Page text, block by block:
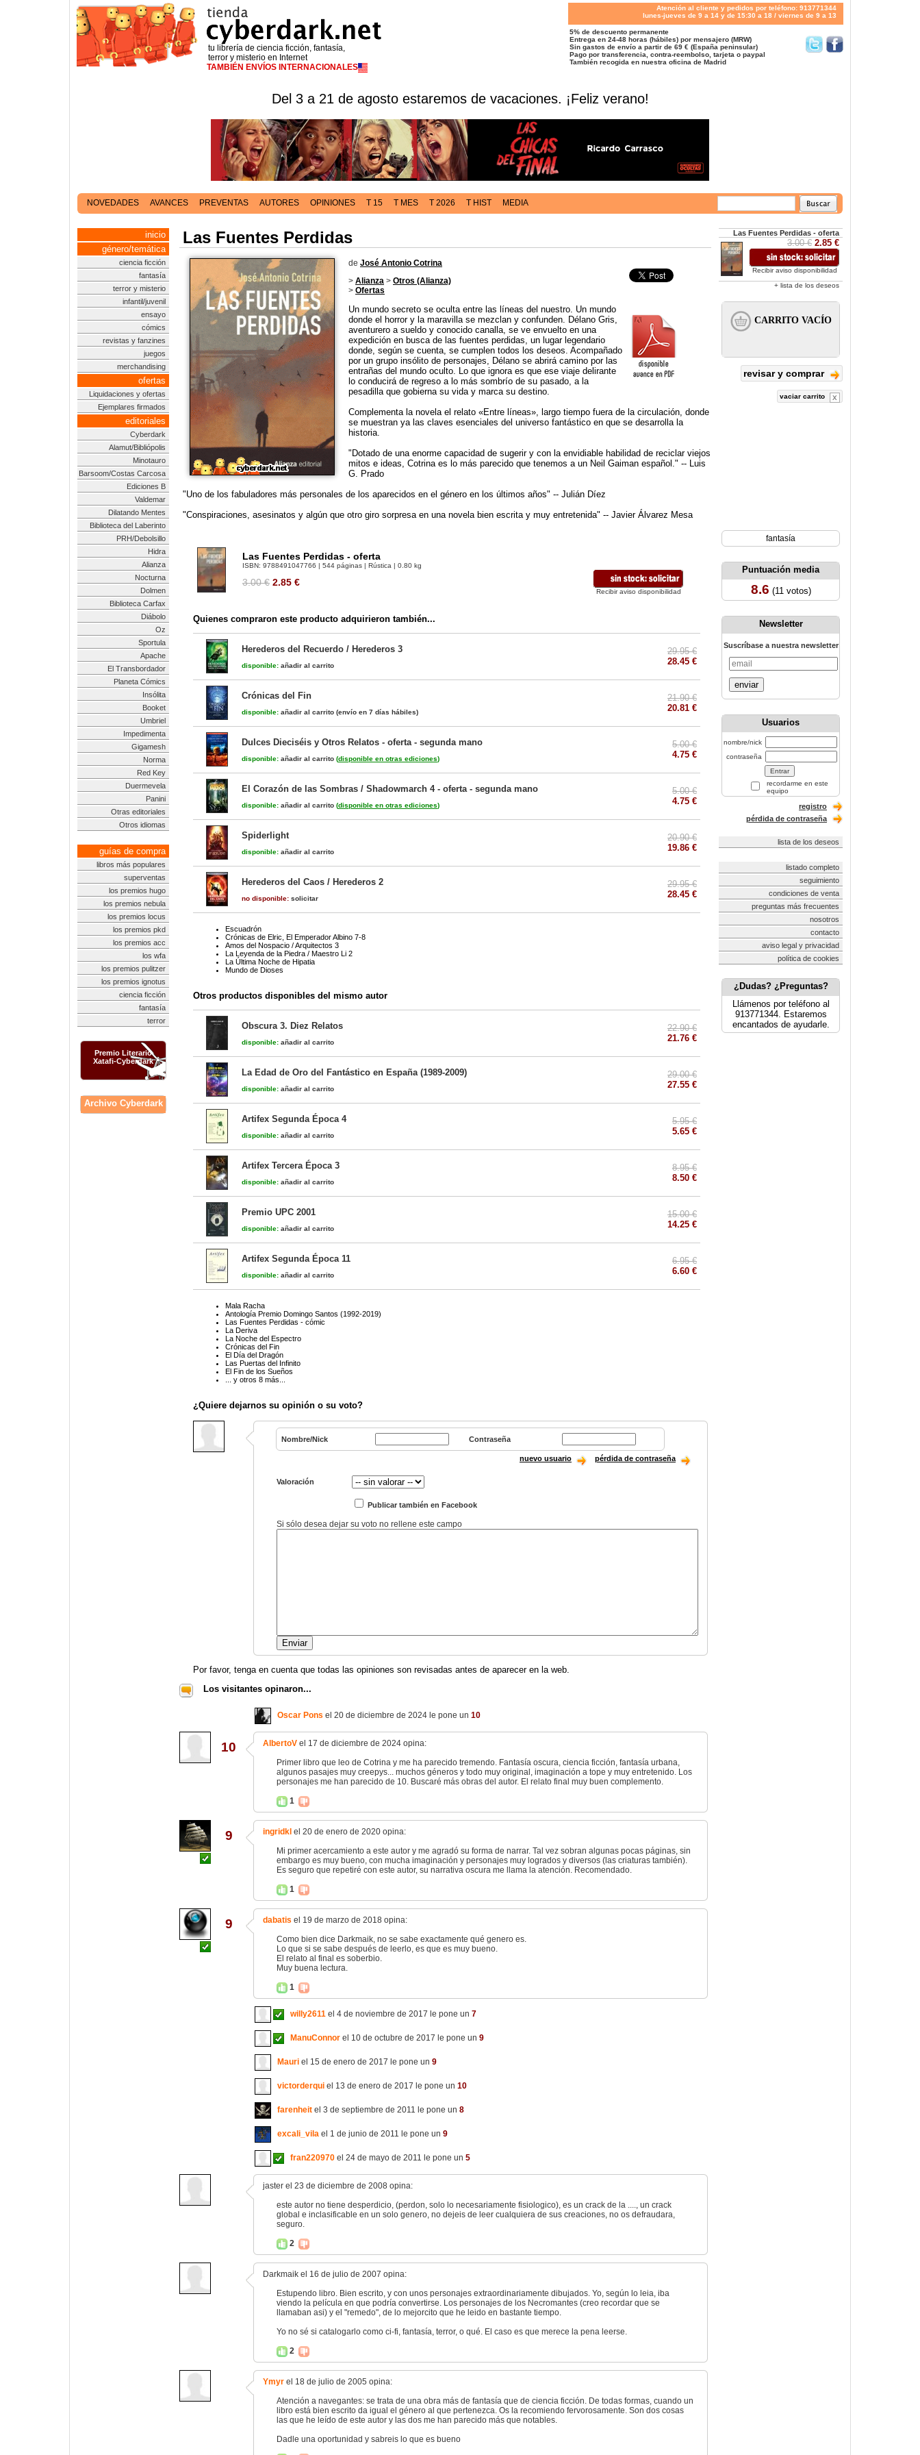
tu librería de ciencia ficción, fantasía,
terror y misterio en Internet
TAMBIÉN ENVÍOS INTERNACIONALES
Atención al cliente y pedidos por teléfono: 913771344
lunes-jueves de 9 a 14 y de 15:30 a 18 / viernes de 9 a 13
5% de descuento permanente
Entrega en 24-48 horas (hábiles) por mensajero (MRW)
Sin gastos de envío a partir de 69 € (España peninsular)
Pago por transferencia, contra-reembolso, tarjeta o paypal
También recogida en nuestra oficina de Madrid
Del 3 a 21 de agosto estaremos de vacaciones. ¡Feliz verano!
NOVEDADES AVANCES PREVENTAS AUTORES OPINIONES T 15 T MES T 2026 T HIST MEDIA
inicio
género/temática
ciencia ficción
fantasía
terror y misterio
infantil/juvenil
ensayo
cómics
revistas y fanzines
juegos
merchandising
ofertas
Liquidaciones y ofertas
Ejemplares firmados
editoriales
Cyberdark
Alamut/Bibliópolis
Minotauro
Barsoom/Costas Carcosa
Ediciones B
Valdemar
Dilatando Mentes
Biblioteca del Laberinto
PRH/Debolsillo
Hidra
Alianza
Nocturna
Dolmen
Biblioteca Carfax
Diábolo
Oz
Sportula
Apache
El Transbordador
Planeta Cómics
Insólita
Booket
Umbriel
Impedimenta
Gigamesh
Norma
Red Key
Duermevela
Panini
Otras editoriales
Otros idiomas
guías de compra
libros más populares
superventas
los premios hugo
los premios nebula
los premios locus
los premios pkd
los premios acc
los wfa
los premios pulitzer
los premios ignotus
ciencia ficción
fantasía
terror
Premio Literario
Xatafi-Cyberdark
Archivo Cyberdark
Las Fuentes Perdidas
de José Antonio Cotrina
> Alianza > Otros (Alianza)
> Ofertas
Un mundo secreto se oculta entre las líneas del nuestro. Un mundo
donde el horror y la maravilla se mezclan y confunden. Délano Gris,
aventurero a sueldo y conocido canalla, se ve envuelto en una
expedición en busca de las fuentes perdidas, un lugar legendario
donde, según se cuenta, se cumplen todos los deseos. Acompañado
por un grupo insólito de personajes, Délano se abrirá camino por las
entrañas del mundo oculto. Lo que ignora es que ese viaje delirante
lo conducirá de regreso a lo más sombrío de su pasado, a la
pesadilla que gobierna su vida y marca su destino.
Complementa la novela el relato «Entre líneas», largo tiempo fuera de la circulación, donde
se muestran ya las claves esenciales del universo fantástico en que se desarrolla la
historia.
"Dotado de una enorme capacidad de sugerir y con la envidiable habilidad de reciclar viejos
mitos e ideas, Cotrina es lo más parecido que tenemos a un Neil Gaiman español." -- Luis
G. Prado
"Uno de los fabuladores más personales de los aparecidos en el género en los últimos años" -- Julián Dí­ez
"Conspiraciones, asesinatos y algún que otro giro sorpresa en una novela bien escrita y muy entretenida" -- Javier Álvarez Mesa
Las Fuentes Perdidas - oferta
ISBN: 9788491047766 | 544 páginas | Rústica | 0.80 kg
3.00 € 2.85 €
Recibir aviso disponibilidad
Quienes compraron este producto adquirieron también...
Herederos del Recuerdo / Herederos 3
disponible: añadir al carrito
29.95 €
28.45 €
Crónicas del Fin
disponible: añadir al carrito (envío en 7 días hábiles)
21.90 €
20.81 €
Dulces Dieciséis y Otros Relatos - oferta - segunda mano
disponible: añadir al carrito (disponible en otras ediciones)
5.00 €
4.75 €
El Corazón de las Sombras / Shadowmarch 4 - oferta - segunda mano
disponible: añadir al carrito (disponible en otras ediciones)
5.00 €
4.75 €
Spiderlight
disponible: añadir al carrito
20.90 €
19.86 €
Herederos del Caos / Herederos 2
no disponible: solicitar
29.95 €
28.45 €
Escuadrón
Crónicas de Elric, El Emperador Albino 7-8
Amos del Nospacio / Arquitectos 3
La Leyenda de la Piedra / Maestro Li 2
La Última Noche de Hipatia
Mundo de Dioses
Otros productos disponibles del mismo autor
Obscura 3. Diez Relatos
disponible: añadir al carrito
22.90 €
21.76 €
La Edad de Oro del Fantástico en España (1989-2009)
disponible: añadir al carrito
29.00 €
27.55 €
Artifex Segunda Época 4
disponible: añadir al carrito
5.95 €
5.65 €
Artifex Tercera Época 3
disponible: añadir al carrito
8.95 €
8.50 €
Premio UPC 2001
disponible: añadir al carrito
15.00 €
14.25 €
Artifex Segunda Época 11
disponible: añadir al carrito
6.95 €
6.60 €
Mala Racha
Antología Premio Domingo Santos (1992-2019)
Las Fuentes Perdidas - cómic
La Deriva
La Noche del Espectro
Crónicas del Fin
El Día del Dragón
Las Puertas del Infinito
El Fin de los Sueños
... y otros 8 más...
¿Quiere dejarnos su opinión o su voto?
Nombre/Nick Contraseña
nuevo usuario pérdida de contraseña
Valoración
Publicar también en Facebook
Si sólo desea dejar su voto no rellene este campo
Por favor, tenga en cuenta que todas las opiniones son revisadas antes de aparecer en la web.
Los visitantes opinaron...
Oscar Pons el 20 de diciembre de 2024 le pone un 10
10 AlbertoV el 17 de diciembre de 2024 opina:
Primer libro que leo de Cotrina y me ha parecido tremendo. Fantasía oscura, ciencia ficción, fantasía urbana,
algunos pasajes muy creepys... muchos géneros y todo muy original, imaginación a tope y muy entretenido. Los
personajes me han parecido de 10. Buscaré más obras del autor. El relato final muy buen complemento.
1
9 ingridkl el 20 de enero de 2020 opina:
Mi primer acercamiento a este autor y me agradó su forma de narrar. Tal vez sobran algunas pocas páginas, sin
embargo es muy bueno, con mucha imaginación y personajes muy logrados y diversos (las criaturas también).
Es seguro que repetiré con este autor, su narrativa oscura me llama la atención. Recomendado.
1
9 dabatis el 19 de marzo de 2018 opina:
Como bien dice Darkmaik, no se sabe exactamente qué genero es.
Lo que si se sabe después de leerlo, es que es muy bueno.
El relato al final es soberbio.
Muy buena lectura.
1
willy2611 el 4 de noviembre de 2017 le pone un 7
ManuConnor el 10 de octubre de 2017 le pone un 9
Mauri el 15 de enero de 2017 le pone un 9
victorderqui el 13 de enero de 2017 le pone un 10
farenheit el 3 de septiembre de 2011 le pone un 8
excali_vila el 1 de junio de 2011 le pone un 9
fran220970 el 24 de mayo de 2011 le pone un 5
jaster el 23 de diciembre de 2008 opina:
este autor no tiene desperdicio, (perdon, solo lo necesariamente fisiologico), es un crack de la ...., un crack
global e inclasificable en un solo genero, no dejeis de leer cualquiera de sus creaciones, no os defraudara,
seguro.
2
Darkmaik el 16 de julio de 2007 opina:
Estupendo libro. Bien escrito, y con unos personajes extraordinariamente dibujados. Yo, según lo leia, iba
viendo la película en que podría convertirse. Los personajes de los Necromantes (creo recordar que se
llamaban asi) y el "remedo", de lo mejorcito que he leido en bastante tiempo.
Yo no sé si catalogarlo como ci-fi, fantasía, terror, o qué. El caso es que merece la pena leerse.
2
Ymyr el 18 de julio de 2005 opina:
Atención a navegantes: se trata de una obra más de fantasía que de ciencia ficción. De todas formas, cuando un
libro está bien escrito da igual el género al que pertenezca. Os la recomiendo fervorosamente. Son dos cosas
las que he leído de este autor y las dos me han parecido más que notables.
Dadle una oportunidad y sabreis lo que es bueno
Las Fuentes Perdidas - oferta
3.00 € 2.85 €
Recibir aviso disponibilidad
+ lista de los deseos
revisar y comprar
vaciar carrito
fantasía
Puntuación media
8.6 (11 votos)
Newsletter
Suscríbase a nuestra newsletter
enviar
Usuarios
nombre/nick
contraseña
recordarme en este
equipo
registro
pérdida de contraseña
lista de los deseos
listado completo
seguimiento
condiciones de venta
preguntas más frecuentes
nosotros
contacto
aviso legal y privacidad
política de cookies
¿Dudas? ¿Preguntas?
Llámenos por teléfono al
913771344. Estaremos
encantados de ayudarle.